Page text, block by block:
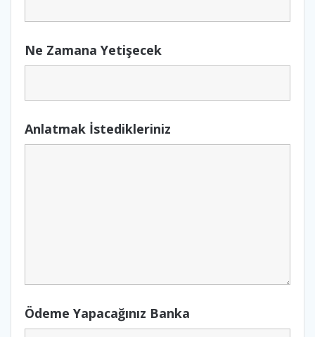
Ne Zamana Yetişecek
Anlatmak İstedikleriniz
Ödeme Yapacağınız Banka